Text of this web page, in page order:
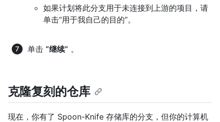
如果计划将此分支用于未连接到上游的项目，请
单击“用于我自己的目的”。
单击 “继续” 。
克隆复刻的仓库
现在，你有了 Spoon-Knife 存储库的分支，但你的计算机